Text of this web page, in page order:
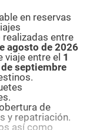
en reservas
realizadas entre
agosto de2026
viaje entre el 1
septiembre
de
y repatriación.
así como